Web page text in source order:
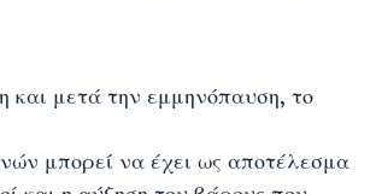
και μετά την εμμηνόπαυση, το
μπορεί να έχει ως αποτέλεσμα